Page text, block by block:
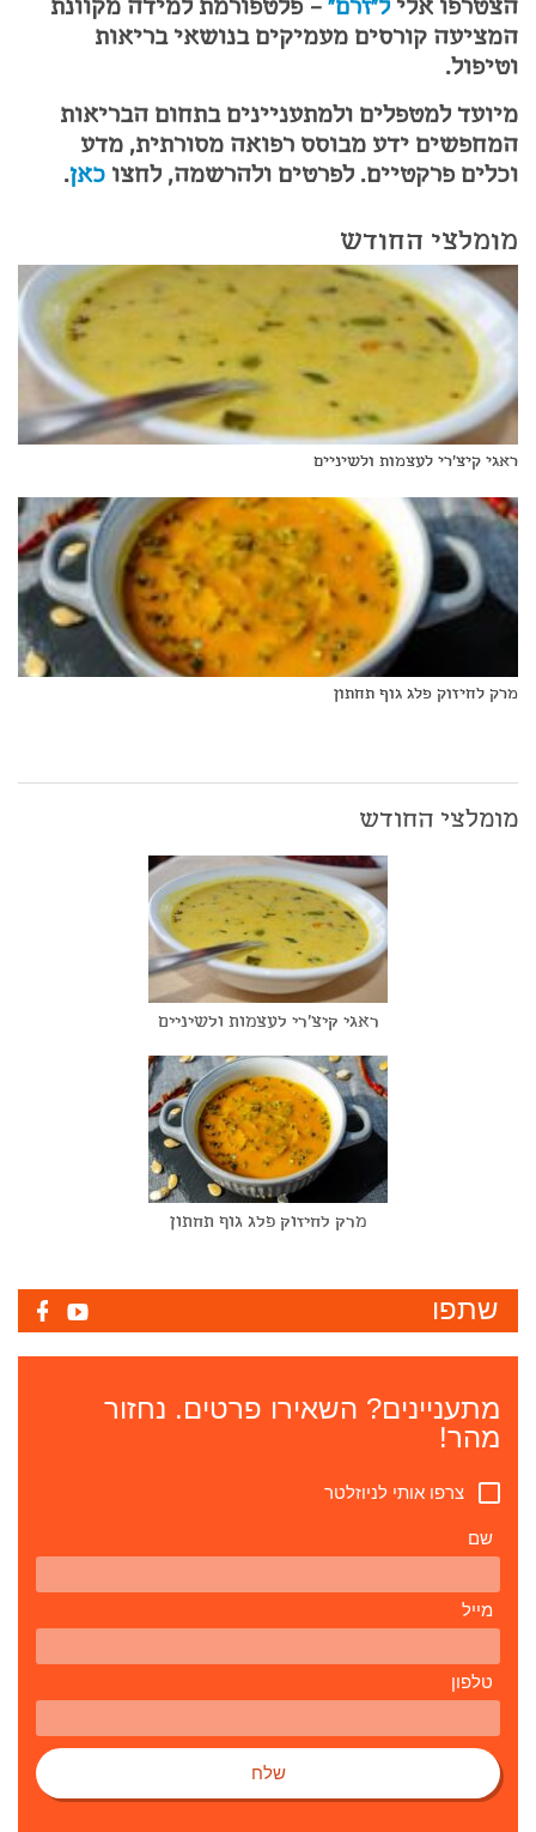
הצטרפו אלי ל"זרם" – פלטפורמת למידה מקוונת
המציעה קורסים מעמיקים בנושאי בריאות
וטיפול.
מיועד למטפלים ולמתעניינים בתחום הבריאות
המחפשים ידע מבוסס רפואה מסורתית, מדע
וכלים פרקטיים. לפרטים ולהרשמה, לחצו כאן.
מומלצי החודש
ראגי קיצ'רי לעצמות ולשיניים
מרק לחיזוק פלג גוף תחתון
מומלצי החודש
ראגי קיצ'רי לעצמות ולשיניים
מרק לחיזוק פלג גוף תחתון
שתפו
מתעניינים? השאירו פרטים. נחזור
מהר!
צרפו אותי לניוזלטר
שם
מייל
טלפון
שלח